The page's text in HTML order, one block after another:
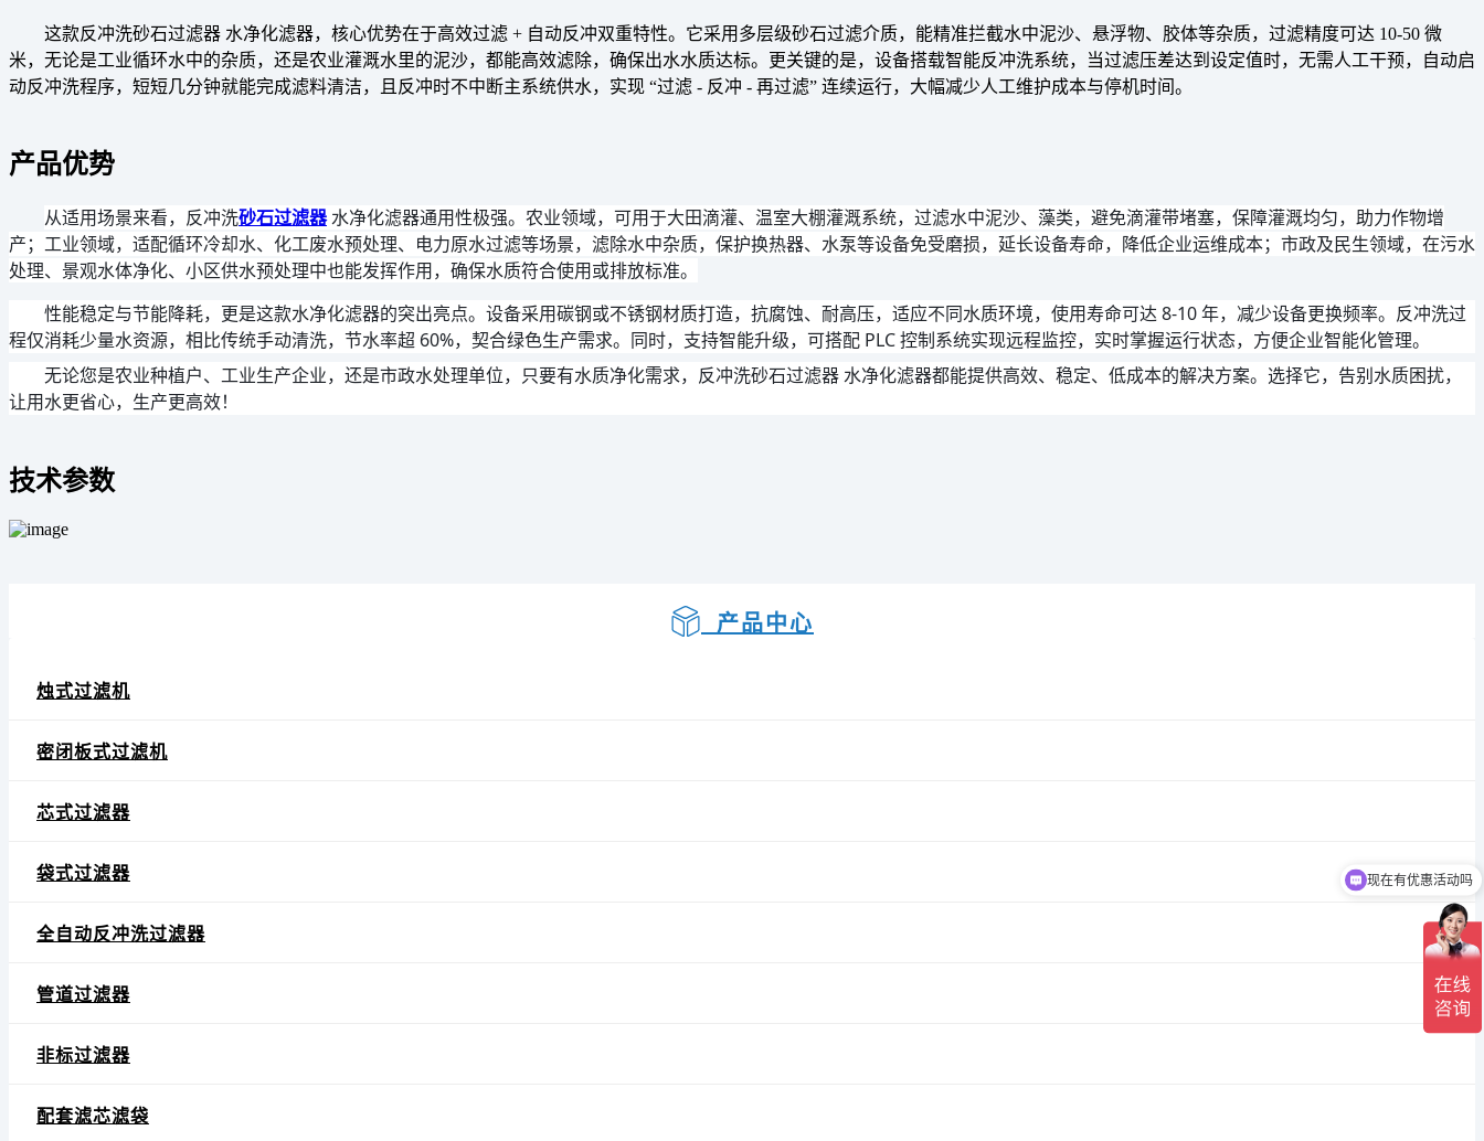
这款反冲洗砂石过滤器 水净化滤器，核心优势在于高效过滤 + 自动反冲双重特性。它采用多层级砂石过滤介质，能精准拦截水中泥沙、悬浮物、胶体等杂质，过滤精度可达 10-50 微
米，无论是工业循环水中的杂质，还是农业灌溉水里的泥沙，都能高效滤除，确保出水水质达标。更关键的是，设备搭载智能反冲洗系统，当过滤压差达到设定值时，无需人工干预，自动启
动反冲洗程序，短短几分钟就能完成滤料清洁，且反冲时不中断主系统供水，实现 “过滤 - 反冲 - 再过滤” 连续运行，大幅减少人工维护成本与停机时间。
产品优势
从适用场景来看，反冲洗砂石过滤器水净化滤器通用性极强。农业领域，可用于大田滴灌、温室大棚灌溉系统，过滤水中泥沙、藻类，避免滴灌带堵塞，保障灌溉均匀，助力作物增
产；工业领域，适配循环冷却水、化工废水预处理、电力原水过滤等场景，滤除水中杂质，保护换热器、水泵等设备免受磨损，延长设备寿命，降低企业运维成本；市政及民生领域，在污水
处理、景观水体净化、小区供水预处理中也能发挥作用，确保水质符合使用或排放标准。
性能稳定与节能降耗，更是这款水净化滤器的突出亮点。设备采用碳钢或不锈钢材质打造，抗腐蚀、耐高压，适应不同水质环境，使用寿命可达 8-10 年，减少设备更换频率。反冲洗过
程仅消耗少量水资源，相比传统手动清洗，节水率超 60%，契合绿色生产需求。同时，支持智能升级，可搭配 PLC 控制系统实现远程监控，实时掌握运行状态，方便企业智能化管理。
无论您是农业种植户、工业生产企业，还是市政水处理单位，只要有水质净化需求，反冲洗砂石过滤器 水净化滤器都能提供高效、稳定、低成本的解决方案。选择它，告别水质困扰，
让用水更省心，生产更高效！
技术参数
产品中心
烛式过滤机
密闭板式过滤机
芯式过滤器
袋式过滤器
全自动反冲洗过滤器
管道过滤器
非标过滤器
配套滤芯滤袋
现在有优惠活动吗